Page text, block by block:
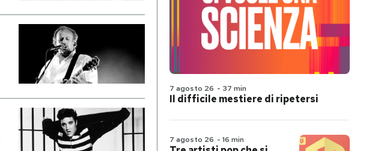
7 agosto 26 - 37 min
Il difficile mestiere di ripetersi
7 agosto 26 - 16 min